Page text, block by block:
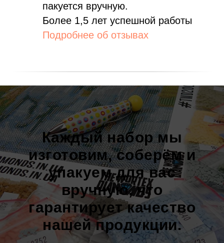
пакуется вручную.
Более 1,5 лет успешной работы
Подробнее об отзывах
Каждый набор мы
изготовим, соберём и
упакуем для вас
вручную, что
гарантирует качество
нашей продукции.